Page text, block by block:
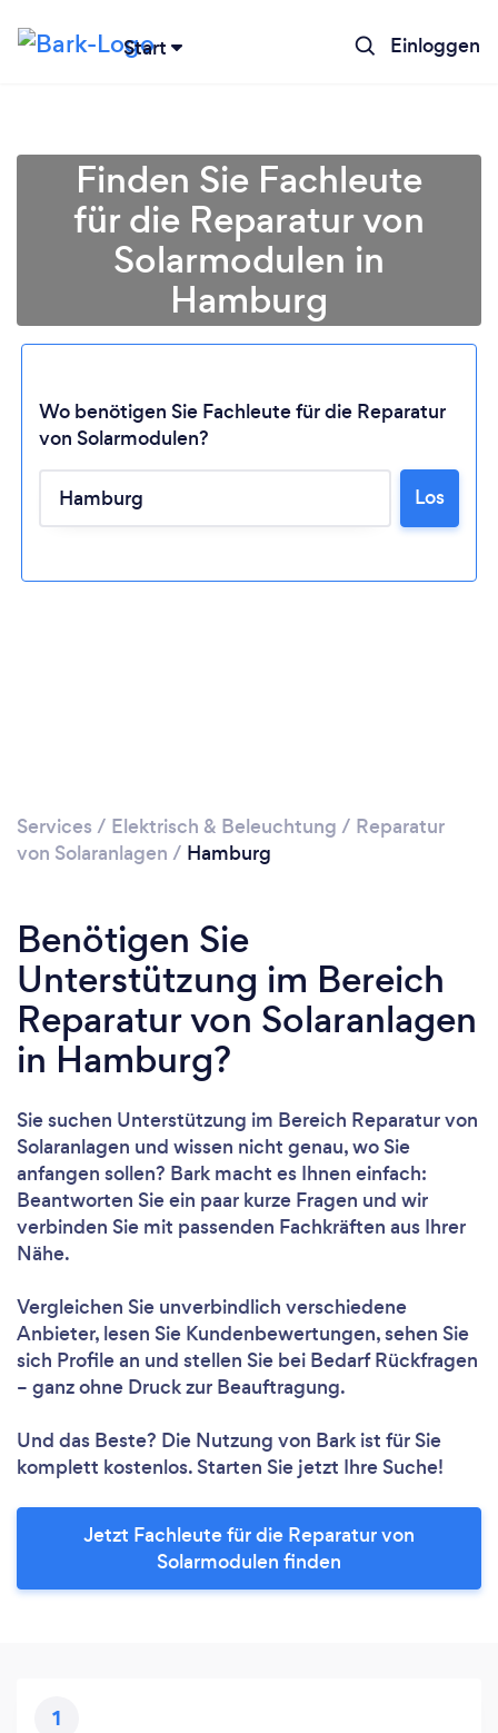
Start Einloggen
Finden Sie Fachleute
für die Reparatur von
Solarmodulen in
Hamburg
Wo benötigen Sie Fachleute für die Reparatur
von Solarmodulen?
Los
Services / Elektrisch & Beleuchtung / Reparatur
von Solaranlagen / Hamburg
Benötigen Sie
Unterstützung im Bereich
Reparatur von Solaranlagen
in Hamburg?
Sie suchen Unterstützung im Bereich Reparatur von
Solaranlagen und wissen nicht genau, wo Sie
anfangen sollen? Bark macht es Ihnen einfach:
Beantworten Sie ein paar kurze Fragen und wir
verbinden Sie mit passenden Fachkräften aus Ihrer
Nähe.
Vergleichen Sie unverbindlich verschiedene
Anbieter, lesen Sie Kundenbewertungen, sehen Sie
sich Profile an und stellen Sie bei Bedarf Rückfragen
– ganz ohne Druck zur Beauftragung.
Und das Beste? Die Nutzung von Bark ist für Sie
komplett kostenlos. Starten Sie jetzt Ihre Suche!
Jetzt Fachleute für die Reparatur von
Solarmodulen finden
1